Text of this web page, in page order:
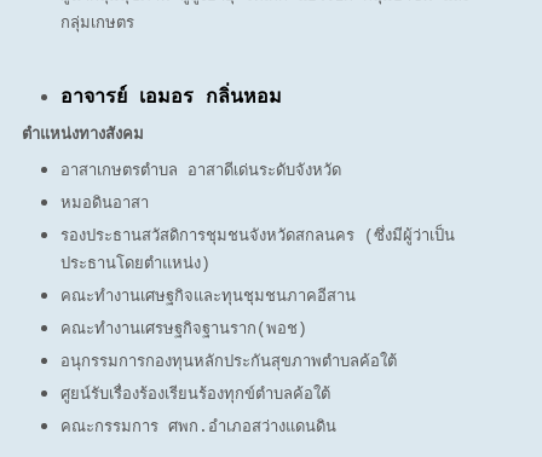
กลุ่มเกษตร
อาจารย์ เอมอร กลิ่นหอม
ตำแหน่งทางสังคม
อาสาเกษตรตำบล อาสาดีเด่นระดับจังหวัด
หมอดินอาสา
รองประธานสวัสดิการชุมชนจังหวัดสกลนคร (ซึ่งมีผู้ว่าเป็น
ประธานโดยตำแหน่ง)
คณะทำงานเศษฐกิจและทุนชุมชนภาคอีสาน
คณะทำงานเศรษฐกิจฐานราก(พอช)
อนุกรรมการกองทุนหลักประกันสุขภาพตำบลค้อใต้
ศูยน์รับเรื่องร้องเรียนร้องทุกข์ตำบลค้อใต้
คณะกรรมการ ศพก.อำเภอสว่างแดนดิน